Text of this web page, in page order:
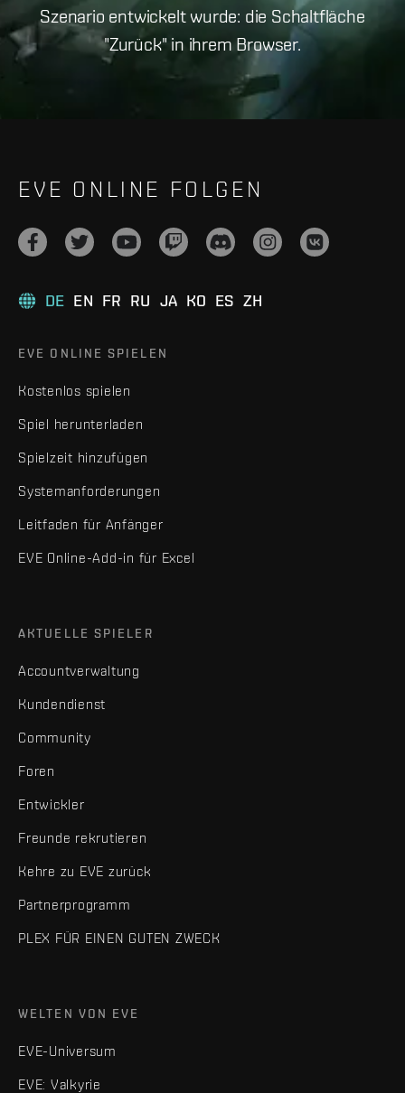
Szenario entwickelt wurde: die Schaltfläche
"Zurück" in ihrem Browser.
EVE ONLINE FOLGEN
DE EN FR RU JA KO ES ZH
EVE ONLINE SPIELEN
Kostenlos spielen
Spiel herunterladen
Spielzeit hinzufügen
Systemanforderungen
Leitfaden für Anfänger
EVE Online-Add-in für Excel
AKTUELLE SPIELER
Accountverwaltung
Kundendienst
Community
Foren
Entwickler
Freunde rekrutieren
Kehre zu EVE zurück
Partnerprogramm
PLEX FÜR EINEN GUTEN ZWECK
WELTEN VON EVE
EVE-Universum
EVE: Valkyrie